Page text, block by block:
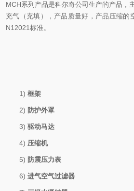
MCH系列产品是科尔奇公司生产的产品，
充气（充填），产品质量好，产品压缩的
N12021标准。
1) 框架
2) 防护外罩
3) 驱动马达
4) 压缩机
5) 防震压力表
6) 进气空气过滤器